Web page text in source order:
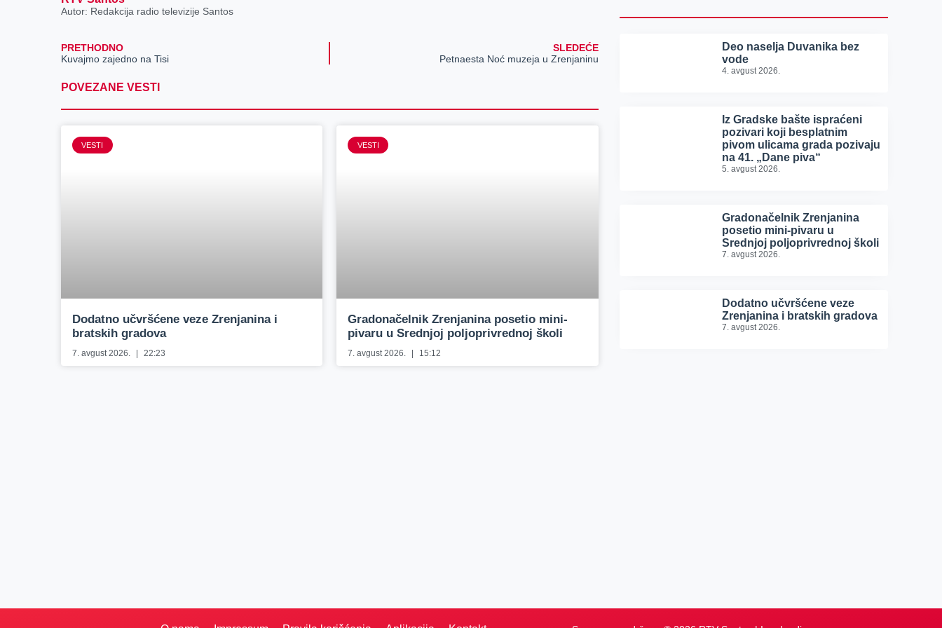
Autor: Redakcija radio televizije Santos
PRETHODNO
Kuvajmo zajedno na Tisi
SLEDEĆE
Petnaesta Noć muzeja u Zrenjaninu
POVEZANE VESTI
VESTI
Dodatno učvršćene veze Zrenjanina i
bratskih gradova
7. avgust 2026. 22:23
VESTI
Gradonačelnik Zrenjanina posetio mini-
pivaru u Srednjoj poljoprivrednoj školi
7. avgust 2026. 15:12
Deo naselja Duvanika bez
vode
4. avgust 2026.
Iz Gradske bašte ispraćeni
pozivari koji besplatnim
pivom ulicama grada pozivaju
na 41. „Dane piva“
5. avgust 2026.
Gradonačelnik Zrenjanina
posetio mini-pivaru u
Srednjoj poljoprivrednoj školi
7. avgust 2026.
Dodatno učvršćene veze
Zrenjanina i bratskih gradova
7. avgust 2026.